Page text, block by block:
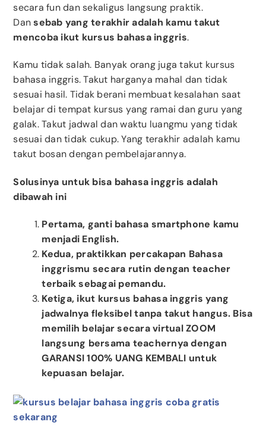
secara fun dan sekaligus langsung praktik.
Dansebab yang terakhir adalah kamu takut
mencoba ikut kursus bahasa inggris.
Kamu tidak salah. Banyak orang juga takut kursus
bahasa inggris. Takut harganya mahal dan tidak
sesuai hasil. Tidak berani membuat kesalahan saat
belajar di tempat kursus yang ramai dan guru yang
galak. Takut jadwal dan waktu luangmu yang tidak
sesuai dan tidak cukup. Yang terakhir adalah kamu
takut bosan dengan pembelajarannya.
Solusinya untuk bisa bahasa inggris adalah
dibawah ini
Pertama, ganti bahasa smartphone kamu
menjadi English.
Kedua, praktikkan percakapan Bahasa
inggrismu secara rutin dengan teacher
terbaik sebagai pemandu.
Ketiga, ikut kursus bahasa inggris yang
jadwalnya fleksibel tanpa takut hangus. Bisa
memilih belajar secara virtual ZOOM
langsung bersama teachernya dengan
GARANSI 100% UANG KEMBALI untuk
kepuasan belajar.